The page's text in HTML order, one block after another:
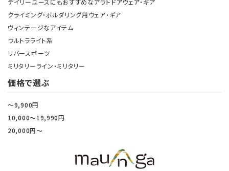
デイリーユースにもおすすめなアウトドアウェア・ギア
クライミング・ボルダリング用ウェア・ギア
ヴィンテージなアイテム
ウルトラライト系
リバースポーツ
ミリタリーライン・ミリタリー
価格で選ぶ
～9,900円
10,000～19,990円
20,000円～